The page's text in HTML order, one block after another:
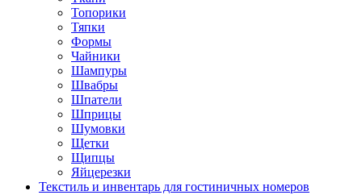
Топорики
Тяпки
Формы
Чайники
Шампуры
Швабры
Шпатели
Шприцы
Шумовки
Щетки
Щипцы
Яйцерезки
Текстиль и инвентарь для гостиничных номеров